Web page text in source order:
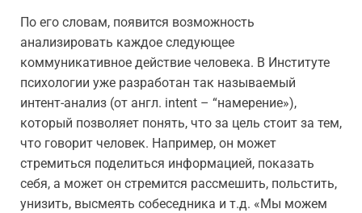
По его словам, появится возможность
анализировать каждое следующее
коммуникативное действие человека. В Институте
психологии уже разработан так называемый
интент-анализ (от англ. intent – “намерение»),
который позволяет понять, что за цель стоит за тем,
что говорит человек. Например, он может
стремиться поделиться информацией, показать
себя, а может он стремится рассмешить, польстить,
унизить, высмеять собеседника и т.д. «Мы можем